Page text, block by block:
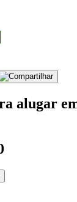
alugar